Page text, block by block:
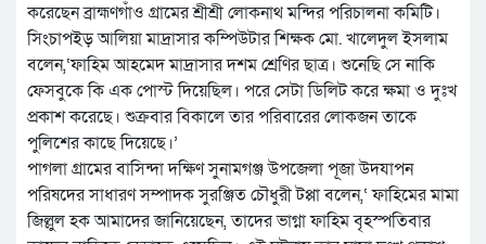
করেছেন ব্রাহ্মণগাঁও গ্রামের শ্রীশ্রী লোকনাথ মন্দির পরিচালনা কমিটি।
সিংচাপইড় আলিয়া মাদ্রাসার কম্পিউটার শিক্ষক মো. খালেদুল ইসলাম
বলেন,‘ফাহিম আহমেদ মাদ্রাসার দশম শ্রেণির ছাত্র। শুনেছি সে নাকি
ফেসবুকে কি এক পোস্ট দিয়েছিল। পরে সেটা ডিলিট করে ক্ষমা ও দুঃখ
প্রকাশ করেছে। শুক্রবার বিকালে তার পরিবারের লোকজন তাকে
পুলিশের কাছে দিয়েছে।’
পাগলা গ্রামের বাসিন্দা দক্ষিণ সুনামগঞ্জ উপজেলা পূজা উদযাপন
পরিষদের সাধারণ সম্পাদক সুরঞ্জিত চৌধুরী টপ্পা বলেন,‘ ফাহিমের মামা
জিল্লুল হক আমাদের জানিয়েছেন, তাদের ভাগ্না ফাহিম বৃহস্পতিবার